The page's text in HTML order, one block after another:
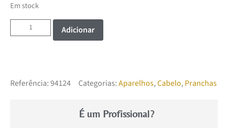
Em stock
Adicionar
Referência:94124 Categorias:Aparelhos,Cabelo, Pranchas
É um Profissional?